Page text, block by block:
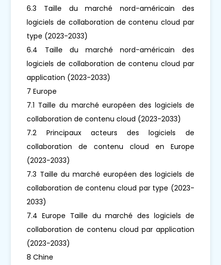
6.3 Taille du marché nord-américain des
logiciels de collaboration de contenu cloud par
type (2023-2033)
6.4 Taille du marché nord-américain des
logiciels de collaboration de contenu cloud par
application (2023-2033)
7 Europe
7.1 Taille du marché européen des logiciels de
collaboration de contenu cloud (2023-2033)
7.2 Principaux acteurs des logiciels de
collaboration de contenu cloud en Europe
(2023-2033)
7.3 Taille du marché européen des logiciels de
collaboration de contenu cloud par type (2023-
2033)
7.4 Europe Taille du marché des logiciels de
collaboration de contenu cloud par application
(2023-2033)
8 Chine